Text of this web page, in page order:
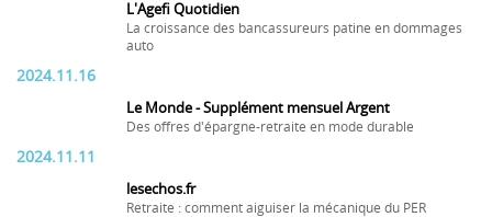
L'Agefi Quotidien
La croissance des bancassureurs patine en dommages
auto
2024.11.16
Le Monde - Supplément mensuel Argent
Des offres d'épargne-retraite en mode durable
2024.11.11
lesechos.fr
Retraite : comment aiguiser la mécanique du PER